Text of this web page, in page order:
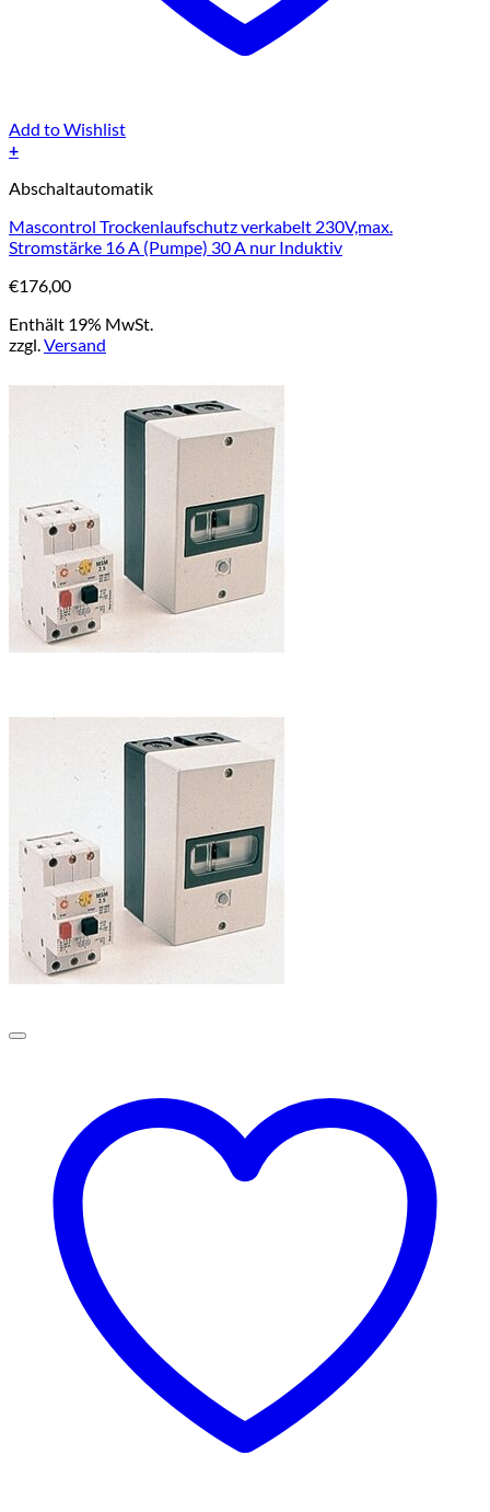
Add to Wishlist
+
Abschaltautomatik
Mascontrol Trockenlaufschutz verkabelt 230V,max.
Stromstärke 16 A (Pumpe) 30 A nur Induktiv
€176,00
Enthält 19% MwSt.
zzgl.Versand